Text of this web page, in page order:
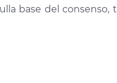
base del